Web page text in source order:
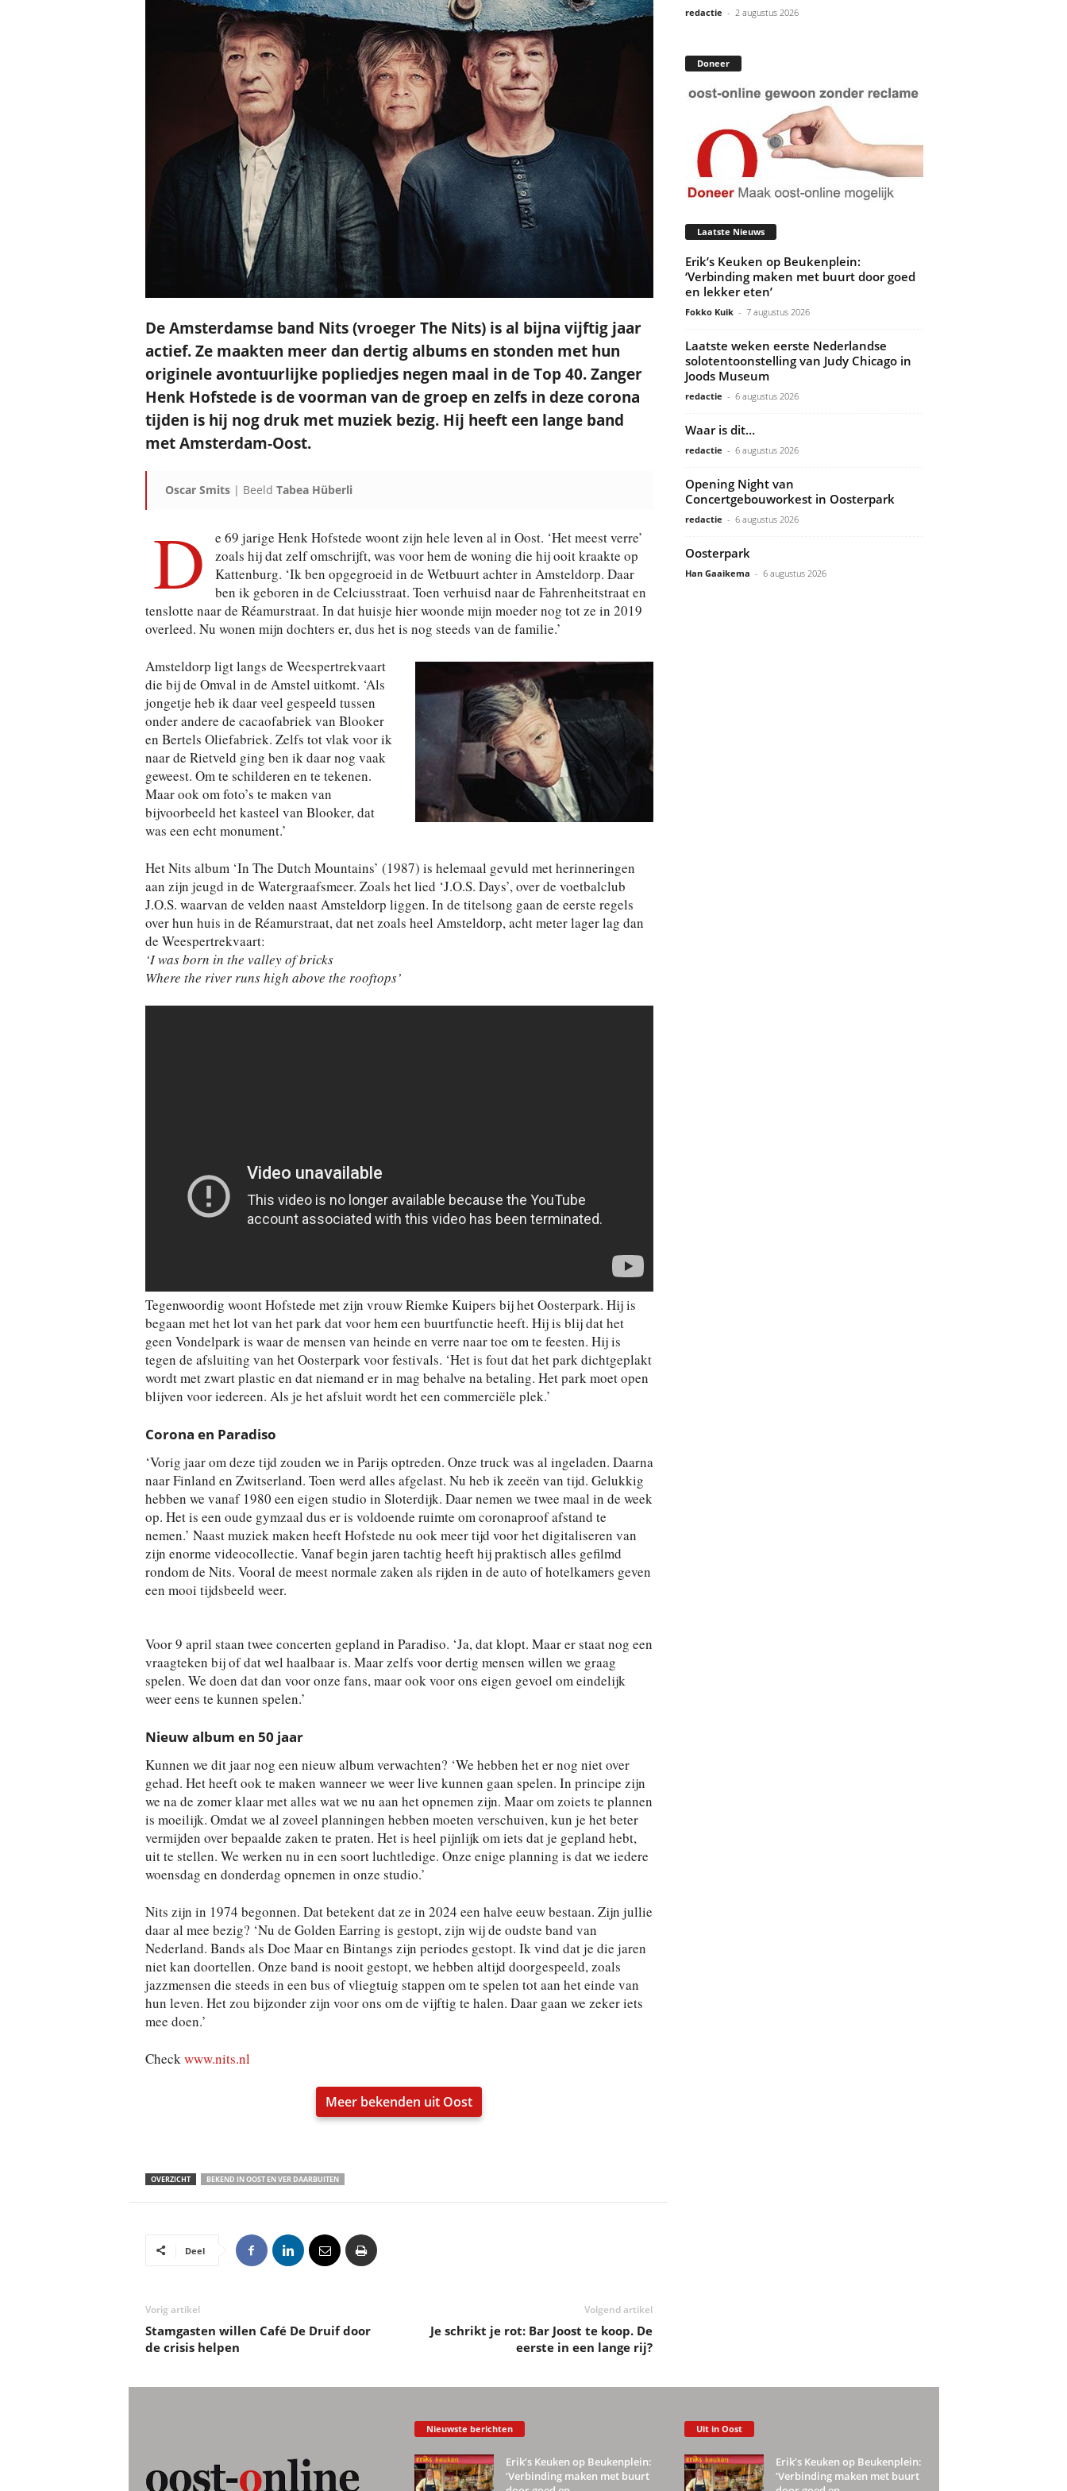
De Amsterdamse band Nits (vroeger The Nits) is al bijna vijftig jaar
actief. Ze maakten meer dan dertig albums en stonden met hun
originele avontuurlijke popliedjes negen maal in de Top 40. Zanger
Henk Hofstede is de voorman van de groep en zelfs in deze corona
tijden is hij nog druk met muziek bezig. Hij heeft een lange band
met Amsterdam-Oost.
Oscar Smits| Beeld Tabea Hüberli
D
e 69 jarige Henk Hofstede woont zijn hele leven al in Oost. ‘Het meest verre’
zoals hij dat zelf omschrijft, was voor hem de woning die hij ooit kraakte op
Kattenburg. ‘Ik ben opgegroeid in de Wetbuurt achter in Amsteldorp. Daar
ben ik geboren in de Celciusstraat. Toen verhuisd naar de Fahrenheitstraat en
tenslotte naar de Réamurstraat. In dat huisje hier woonde mijn moeder nog tot ze in 2019
overleed. Nu wonen mijn dochters er, dus het is nog steeds van de familie.’
Amsteldorp ligt langs de Weespertrekvaart
die bij de Omval in de Amstel uitkomt. ‘Als
jongetje heb ik daar veel gespeeld tussen
onder andere de cacaofabriek van Blooker
en Bertels Oliefabriek. Zelfs tot vlak voor ik
naar de Rietveld ging ben ik daar nog vaak
geweest. Om te schilderen en te tekenen.
Maar ook om foto’s te maken van
bijvoorbeeld het kasteel van Blooker, dat
was een echt monument.’
Het Nits album ‘In The Dutch Mountains’ (1987) is helemaal gevuld met herinneringen
aan zijn jeugd in de Watergraafsmeer. Zoals het lied ‘J.O.S. Days’, over de voetbalclub
J.O.S. waarvan de velden naast Amsteldorp liggen. In de titelsong gaan de eerste regels
over hun huis in de Réamurstraat, dat net zoals heel Amsteldorp, acht meter lager lag dan
de Weespertrekvaart:
‘I was born in the valley of bricks
Where the river runs high above the rooftops’
Tegenwoordig woont Hofstede met zijn vrouw Riemke Kuipers bij het Oosterpark. Hij is
begaan met het lot van het park dat voor hem een buurtfunctie heeft. Hij is blij dat het
geen Vondelpark is waar de mensen van heinde en verre naar toe om te feesten. Hij is
tegen de afsluiting van het Oosterpark voor festivals. ‘Het is fout dat het park dichtgeplakt
wordt met zwart plastic en dat niemand er in mag behalve na betaling. Het park moet open
blijven voor iedereen. Als je het afsluit wordt het een commerciële plek.’
Corona en Paradiso
‘Vorig jaar om deze tijd zouden we in Parijs optreden. Onze truck was al ingeladen. Daarna
naar Finland en Zwitserland. Toen werd alles afgelast. Nu heb ik zeeën van tijd. Gelukkig
hebben we vanaf 1980 een eigen studio in Sloterdijk. Daar nemen we twee maal in de week
op. Het is een oude gymzaal dus er is voldoende ruimte om coronaproof afstand te
nemen.’ Naast muziek maken heeft Hofstede nu ook meer tijd voor het digitaliseren van
zijn enorme videocollectie. Vanaf begin jaren tachtig heeft hij praktisch alles gefilmd
rondom de Nits. Vooral de meest normale zaken als rijden in de auto of hotelkamers geven
een mooi tijdsbeeld weer.
Voor 9 april staan twee concerten gepland in Paradiso. ‘Ja, dat klopt. Maar er staat nog een
vraagteken bij of dat wel haalbaar is. Maar zelfs voor dertig mensen willen we graag
spelen. We doen dat dan voor onze fans, maar ook voor ons eigen gevoel om eindelijk
weer eens te kunnen spelen.’
Nieuw album en 50 jaar
Kunnen we dit jaar nog een nieuw album verwachten? ‘We hebben het er nog niet over
gehad. Het heeft ook te maken wanneer we weer live kunnen gaan spelen. In principe zijn
we na de zomer klaar met alles wat we nu aan het opnemen zijn. Maar om zoiets te plannen
is moeilijk. Omdat we al zoveel planningen hebben moeten verschuiven, kun je het beter
vermijden over bepaalde zaken te praten. Het is heel pijnlijk om iets dat je gepland hebt,
uit te stellen. We werken nu in een soort luchtledige. Onze enige planning is dat we iedere
woensdag en donderdag opnemen in onze studio.’
Nits zijn in 1974 begonnen. Dat betekent dat ze in 2024 een halve eeuw bestaan. Zijn jullie
daar al mee bezig? ‘Nu de Golden Earring is gestopt, zijn wij de oudste band van
Nederland. Bands als Doe Maar en Bintangs zijn periodes gestopt. Ik vind dat je die jaren
niet kan doortellen. Onze band is nooit gestopt, we hebben altijd doorgespeeld, zoals
jazzmensen die steeds in een bus of vliegtuig stappen om te spelen tot aan het einde van
hun leven. Het zou bijzonder zijn voor ons om de vijftig te halen. Daar gaan we zeker iets
mee doen.’
Checkwww.nits.nl
Meer bekenden uit Oost
OVERZICHT BEKEND IN OOST EN VER DAARBUITEN
Deel
Vorig artikel
Stamgasten willen Café De Druif door
de crisis helpen
Volgend artikel
Je schrikt je rot: Bar Joost te koop. De
eerste in een lange rij?
redactie - 2 augustus 2026
Doneer
Laatste Nieuws
Erik’s Keuken op Beukenplein:
‘Verbinding maken met buurt door goed
en lekker eten’
Fokko Kuik - 7 augustus 2026
Laatste weken eerste Nederlandse
solotentoonstelling van Judy Chicago in
Joods Museum
redactie - 6 augustus 2026
Waar is dit…
redactie - 6 augustus 2026
Opening Night van
Concertgebouworkest in Oosterpark
redactie - 6 augustus 2026
Oosterpark
Han Gaaikema - 6 augustus 2026
Nieuwste berichten
Erik’s Keuken op Beukenplein:
‘Verbinding maken met buurt
Uit in Oost
Erik’s Keuken op Beukenplein:
‘Verbinding maken met buurt
Postcode
Met de inschrijving accepteer ik de
privacyverklaring.
Je ontvangt een bevestiging in je mailbox.